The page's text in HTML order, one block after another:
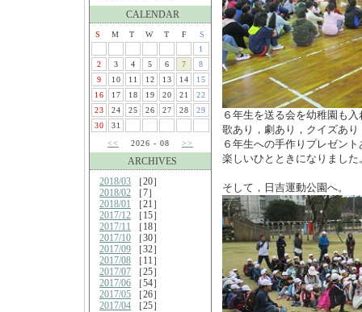
CALENDAR
S M T W T F
S
1
2
3 4 5 6 7
8
9
10 11 12 13 14
15
16
17 18 19 20 21
22
23
24 25 26 27 28
29
30
31
<<
2026 - 08 >>
ARCHIVES
2018/03 ［20］
2018/02 ［7］
2018/01 ［21］
2017/12 ［15］
2017/11 ［18］
2017/10 ［30］
2017/09 ［32］
2017/08 ［11］
2017/07 ［25］
2017/06 ［54］
2017/05 ［26］
2017/04 ［25］
６年生を送る会を幼稚園も
歌あり，劇あり，クイズあり
６年生への手作りプレゼント
楽しいひとときになりました
そして，日吉運動公園へ。